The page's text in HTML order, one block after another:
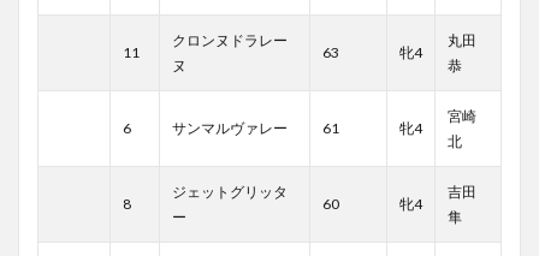
11
クロンヌドラレー
ヌ
63 牝4
丸田
恭
6 サンマルヴァレー 61 牝4
宮崎
北
8
ジェットグリッタ
ー
60 牝4
吉田
隼